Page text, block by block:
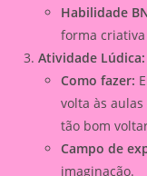
Habilidade
forma
Atividade
Como fazer:
volta às aulas
tão bom
Campo de
imaginação.